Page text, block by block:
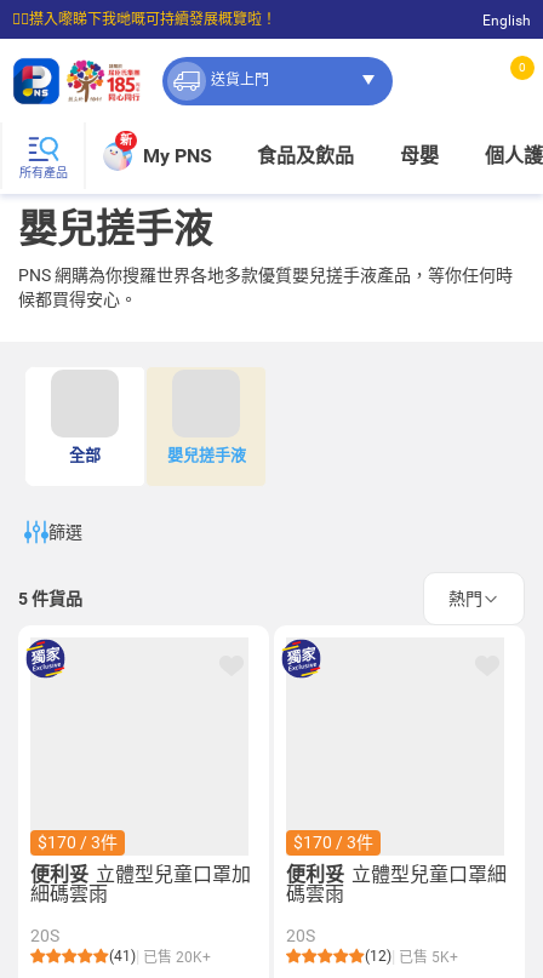
☝🏼㩒入嚟睇下我哋嘅可持續發展概覽啦！
⭐購物滿$399即享免費送貨；滿$100即可免費店取。
English
送貨上門
0
所有產品
新
My PNS 食品及飲品 母嬰 個人
嬰兒搓手液
PNS 網購為你搜羅世界各地多款優質嬰兒搓手液產品，等你任何時
候都買得安心。
全部 嬰兒搓手液
篩選
5件貨品 熱門
$170 / 3件
便利妥 立體型兒童口罩加
細碼雲雨
20S
(41) 已售 20K+
$170 / 3件
便利妥 立體型兒童口罩細
碼雲雨
20S
(12) 已售 5K+